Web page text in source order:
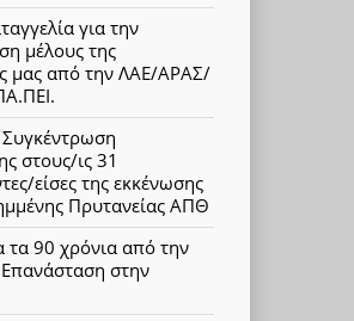
για την
μέλους της
μας από την ΛΑΕ/ΑΡΑΣ/
στους/ις 31
είσες της εκκένωσης
Πρυτανείας ΑΠΘ
τα 90 χρόνια από την
στην